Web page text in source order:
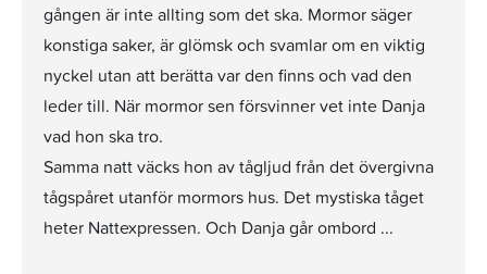
gången är inte allting som det ska. Mormor säger
konstiga saker, är glömsk och svamlar om en viktig
nyckel utan att berätta var den finns och vad den
leder till. När mormor sen försvinner vet inte Danja
vad hon ska tro.
Samma natt väcks hon av tågljud från det övergivna
tågspåret utanför mormors hus. Det mystiska tåget
heter Nattexpressen. Och Danja går ombord ...